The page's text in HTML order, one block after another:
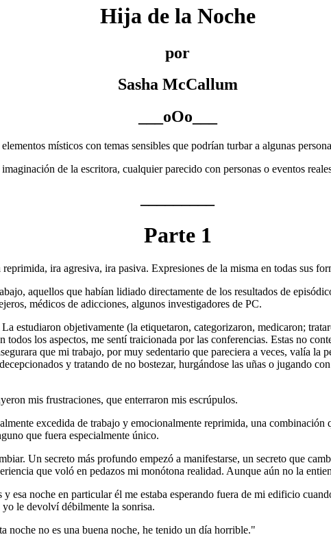
Hija de la Noche
por
Sasha McCallum
___oOo___
místicos con temas sensibles que podrían turbar a algunas
de la escritora, cualquier parecido con personas o eventos
Parte 1
ira agresiva, ira pasiva. Expresiones de la misma en todas sus
aquellos que habían lidiado directamente de los resultados de
médicos de adicciones, algunos investigadores de PC.
estudiaron objetivamente (la etiquetaron, categorizaron, medicaron;
todos los aspectos, me sentí traicionada por las conferencias. Estas no
que mi trabajo, por muy sedentario que pareciera a veces, valía la
y tratando de no bostezar, hurgándose las uñas o jugando
mis frustraciones, que enterraron mis escrúpulos.
excedida de trabajo y emocionalmente reprimida, una
que fuera especialmente único.
Un secreto más profundo empezó a manifestarse, un secreto que
que voló en pedazos mi monótona realidad. Aunque aún no la
esa noche en particular él me estaba esperando fuera de mi edificio
le devolví débilmente la sonrisa.
no es una buena noche, he tenido un día horrible."